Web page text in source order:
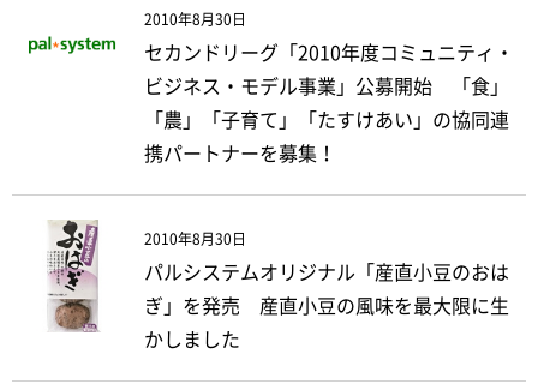
2010年8月30日
セカンドリーグ「2010年度コミュニティ・
ビジネス・モデル事業」公募開始 「食」
「農」「子育て」「たすけあい」の協同連
携パートナーを募集！
2010年8月30日
パルシステムオリジナル「産直小豆のおは
ぎ」を発売 産直小豆の風味を最大限に生
かしました